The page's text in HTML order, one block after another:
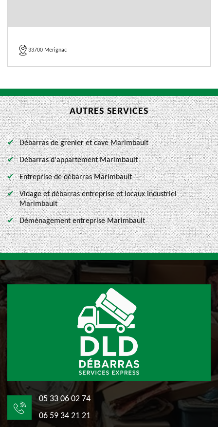
33700 Merignac
AUTRES SERVICES
Débarras de grenier et cave Marimbault
Débarras d'appartement Marimbault
Entreprise de débarras Marimbault
Vidage et débarras entreprise et locaux industriel
Marimbault
Déménagement entreprise Marimbault
05 33 06 02 74
06 59 34 21 21